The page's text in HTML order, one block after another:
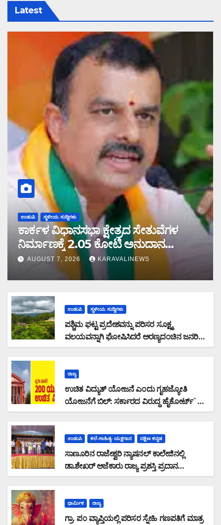
Latest
ಉಡುಪಿ ಸ್ಥಳೀಯ ಸುದ್ದಿಗಳು
ಕಾರ್ಕಳ ವಿಧಾನಸಭಾ ಕ್ಷೇತ್ರದ ಸೇತುವೆಗಳ
ನಿರ್ಮಾಣಕ್ಕೆ 2.05 ಕೋಟಿ ಅನುದಾನ
ಮಂಜೂರು: ಶಾಸಕ ಸುನಿಲ್ ಕುಮಾರ್ ಮಾಹಿತಿ
AUGUST 7, 2026 KARAVALINEWS
ಉಡುಪಿ ಸ್ಥಳೀಯ ಸುದ್ದಿಗಳು
ಪಶ್ಚಿಮ ಘಟ್ಟ ಪ್ರದೇಶವನ್ನು ಪರಿಸರ ಸೂಕ್ಷ್ಮ
ವಲಯವನ್ನಾಗಿ ಘೋಷಿಸಿದರೆ ಅರಣ್ಯದಂಚಿನ ಜನರಿಗೆ
ಸಮಸ್ಯೆ: ರಾಜ್ಯ ಸರ್ಕಾರವು ಭೌತಿಕ ಸಮೀಕ್ಷೆ ನಡೆಸಿ
ಆತಂಕವನ್ನು ನಿವಾರಿಸಬೇಕು : ಮಲೆಕುಡಿಯ ಸಂಘದ
ಜಿಲ್ಲಾಧ್ಯಕ್ಷ ಗಂಗಾಧರ ಗೌಡ ಆಗ್ರಹ
ರಾಜ್ಯ
ಉಚಿತ ವಿದ್ಯುತ್ ಯೋಜನೆ ಎಂದು ಗೃಹಜ್ಯೋತಿ
ಯೋಜನೆಗೆ ಬಿಲ್: ಸರ್ಕಾರದ ವಿರುದ್ಧ ಹೈಕೋರ್ಟ್`ಗೆ
ಸಾರ್ವಜನಿಕ ಹಿತಾಸಕ್ತಿ ಅರ್ಜಿ ಸಲ್ಲಿಕೆ
ಉಡುಪಿ ಕಲೆ-ಸಾಹಿತ್ಯ- ಯಕ್ಷಗಾನ ದಕ್ಷಿಣ ಕನ್ನಡ
ಸಾಣೂರಿನ ರಾಜೇಶ್ವರಿ ನ್ಯಾಷನಲ್ ಕಾಲೇಜಿನಲ್ಲಿ
ಡಾ.ಶೇಖರ್ ಅಜೆಕಾರು ರಾಜ್ಯ ಪ್ರಶಸ್ತಿ ಪ್ರದಾನ
ಸಮಾರಂಭ: ಶೇಖರ್ ಅಜೆಕಾರು ತನ್ನ ಬದುಕನ್ನೇ
ಆಳ್ವಾಸ್ ಶಿಕ್ಷಣ ಪ್ರತಿಷ್ಠಾನದ ಅಧ್ಯಕ್ಷ ಡಾ . ಮೋಹನ್
ಆಳ್ವ
ಧಾರ್ಮಿಕ ರಾಜ್ಯ
ಗ್ರಾ. ಪಂ ವ್ಯಾಪ್ತಿಯಲ್ಲಿ ಪರಿಸರ ಸ್ನೇಹಿ ಗಣಪತಿಗೆ ಮಾತ್ರ